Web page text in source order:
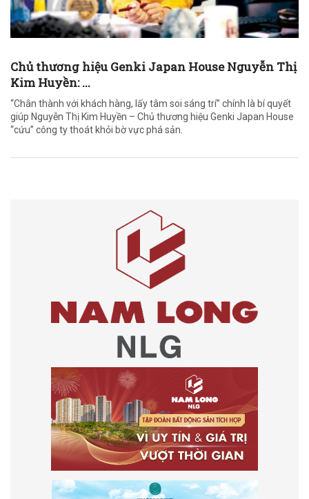
Chủ thương hiệu Genki Japan House Nguyễn Thị
Kim Huyền: ...
“Chân thành với khách hàng, lấy tâm soi sáng trí” chính là bí quyết
giúp Nguyễn Thị Kim Huyền – Chủ thương hiệu Genki Japan House
“cứu” công ty thoát khỏi bờ vực phá sản.